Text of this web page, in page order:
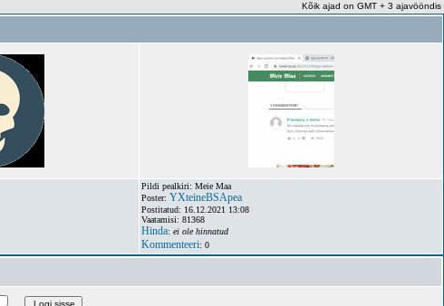
Kõik ajad on GMT + 3 ajavööndis
Pildi pealkiri: Meie Maa
Poster: YXteineBSApea
Postitatud: 16.12.2021 13:08
Vaatamisi: 81368
Hinda: ei ole hinnatud
Kommenteeri: 0